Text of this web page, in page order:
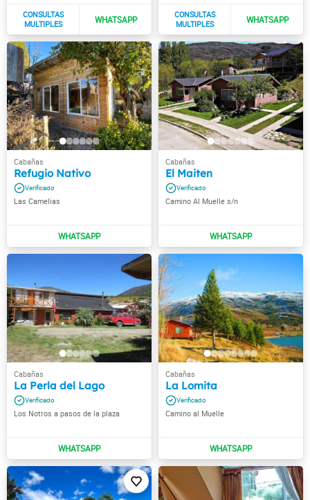
Refugio Nativo
Las Camelias
El Maiten
Camino Al Muelle s/n
La Perla del Lago
Los Notros a pasos de la plaza
La Lomita
Camino al Muelle